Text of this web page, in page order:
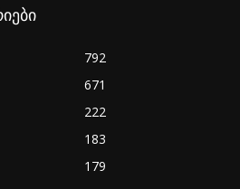
792
671
222
183
179